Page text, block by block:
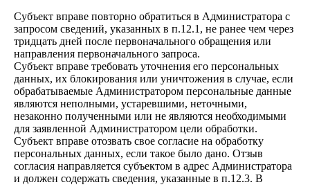
Субъект вправе повторно обратиться в Администратора с
запросом сведений, указанных в п.12.1, не ранее чем через
тридцать дней после первоначального обращения или
направления первоначального запроса.
Субъект вправе требовать уточнения его персональных
данных, их блокирования или уничтожения в случае, если
обрабатываемые Администратором персональные данные
являются неполными, устаревшими, неточными,
незаконно полученными или не являются необходимыми
для заявленной Администратором цели обработки.
Субъект вправе отозвать свое согласие на обработку
персональных данных, если такое было дано. Отзыв
согласия направляется субъектом в адрес Администратора
и должен содержать сведения, указанные в п.12.3. В